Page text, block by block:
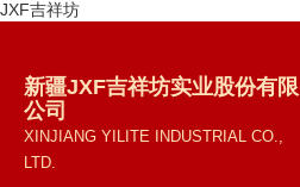
JXF吉祥坊
新疆JXF吉祥坊实业股份有限
公司
XINJIANG YILITE INDUSTRIAL CO.,
LTD.